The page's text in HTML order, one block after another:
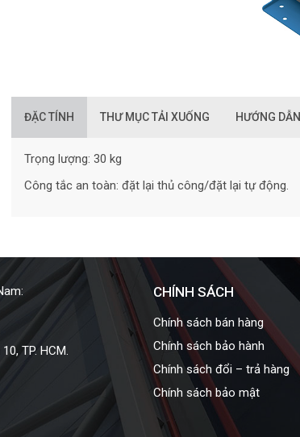
ĐẶC TÍNH THƯ MỤC TẢI XUỐNG HƯỚNG DẪN
Trọng lượng: 30 kg
Công tắc an toàn: đặt lại thủ công/đặt lại tự động.
TP. HCM.
CHÍNH SÁCH
Chính sách bán hàng
Chính sách bảo hành
Chính sách đổi – trả hàng
Chính sách bảo mật